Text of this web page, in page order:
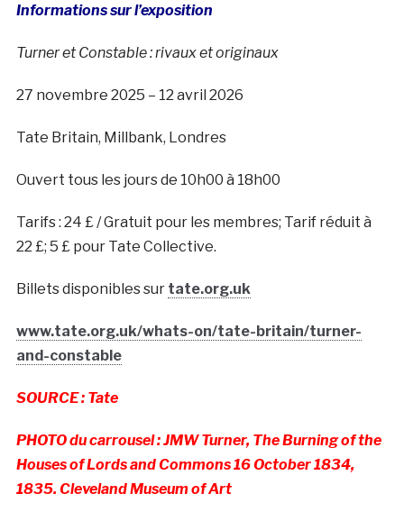
Informations sur l’exposition
Turner et Constable : rivaux et originaux
27 novembre 2025 – 12 avril 2026
Tate Britain, Millbank, Londres
Ouvert tous les jours de 10h00 à 18h00
Tarifs : 24 £ / Gratuit pour les membres; Tarif réduit à
22 £; 5 £ pour Tate Collective.
Billets disponibles sur tate.org.uk
www.tate.org.uk/whats-on/tate-britain/turner-
and-constable
SOURCE : Tate
PHOTO du carrousel : JMW Turner, The Burning of the
Houses of Lords and Commons 16 October 1834,
1835. Cleveland Museum of Art